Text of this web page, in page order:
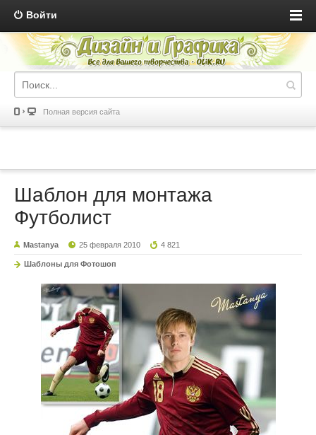
Войти
Полная версия сайта
Шаблон для монтажа
Футболист
Mastanya 25 февраля 2010 4 821
Шаблоны для Фотошоп